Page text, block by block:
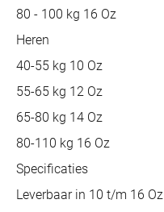
80 - 100 kg 16 Oz
Heren
40-55 kg 10 Oz
55-65 kg 12 Oz
65-80 kg 14 Oz
80-110 kg 16 Oz
Specificaties
Leverbaar in 10 t/m 16 Oz